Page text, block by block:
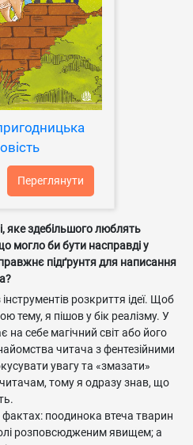
Переглянути
яке здебільшого люблять
могло би бути насправді у
підґрунтя для написання
розкриття ідеї. Щоб
тему, я пішов у бік реалізму. У
на себе магічний світ або його
читача з фентезійними
увагу та «змазати»
читачам, тому я одразу знав, що
фактах: поодинока втеча тварин
розповсюдженим явищем; а